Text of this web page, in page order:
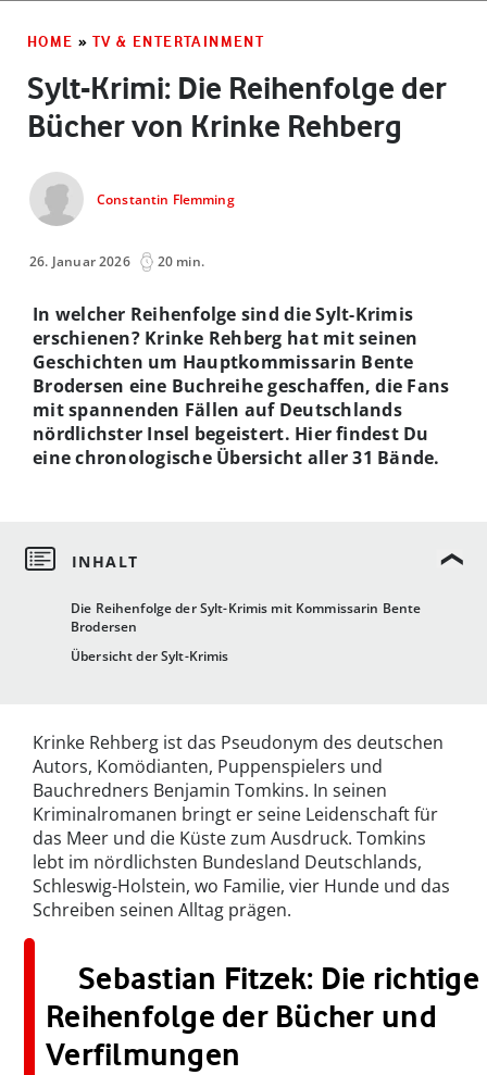
HOME » TV & ENTERTAINMENT
Sylt-Krimi: Die Reihenfolge der
Bücher von Krinke Rehberg
Constantin Flemming
26. Januar 2026 20 min.
Die Reihenfolge der Sylt-Krimis mit Kommissarin Bente
Brodersen
Übersicht der Sylt-Krimis
In welcher Reihenfolge sind die Sylt-Krimis
erschienen? Krinke Rehberg hat mit seinen
Geschichten um Hauptkommissarin Bente
Brodersen eine Buchreihe geschaffen, die Fans
mit spannenden Fällen auf Deutschlands
nördlichster Insel begeistert. Hier findest Du
eine chronologische Übersicht aller 31 Bände.
Krinke Rehberg ist das Pseudonym des deutschen
Autors, Komödianten, Puppenspielers und
Bauchredners Benjamin Tomkins. In seinen
Kriminalromanen bringt er seine Leidenschaft für
das Meer und die Küste zum Ausdruck. Tomkins
lebt im nördlichsten Bundesland Deutschlands,
Schleswig-Holstein, wo Familie, vier Hunde und das
Schreiben seinen Alltag prägen.
Sebastian Fitzek: Die richtige
Reihenfolge der Bücher und
Verfilmungen